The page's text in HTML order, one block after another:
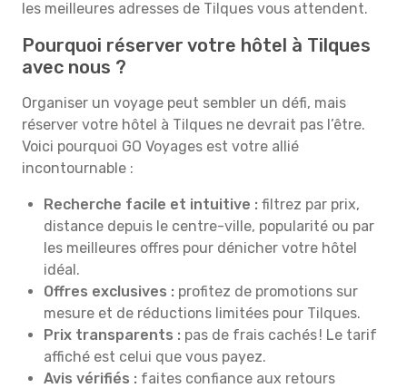
les meilleures adresses de Tilques vous attendent.
Pourquoi réserver votre hôtel à Tilques
avec nous ?
Organiser un voyage peut sembler un défi, mais
réserver votre hôtel à Tilques ne devrait pas l’être.
Voici pourquoi GO Voyages est votre allié
incontournable :
Recherche facile et intuitive : filtrez par prix,
distance depuis le centre-ville, popularité ou par
les meilleures offres pour dénicher votre hôtel
idéal.
Offres exclusives : profitez de promotions sur
mesure et de réductions limitées pour Tilques.
Prix transparents : pas de frais cachés ! Le tarif
affiché est celui que vous payez.
Avis vérifiés : faites confiance aux retours